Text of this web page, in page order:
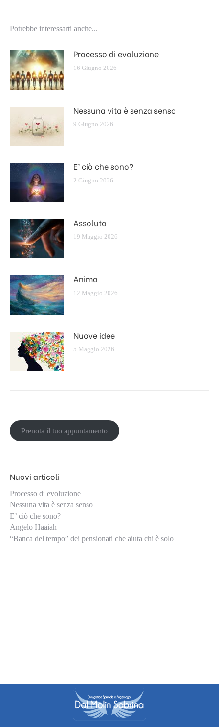
Potrebbe interessarti anche...
Processo di evoluzione
16 Giugno 2026
Nessuna vita è senza senso
9 Giugno 2026
E’ ciò che sono?
2 Giugno 2026
Assoluto
19 Maggio 2026
Anima
12 Maggio 2026
Nuove idee
5 Maggio 2026
Prenota il tuo appuntamento
Nuovi articoli
Processo di evoluzione
Nessuna vita è senza senso
E’ ciò che sono?
Angelo Haaiah
“Banca del tempo” dei pensionati che aiuta chi è solo